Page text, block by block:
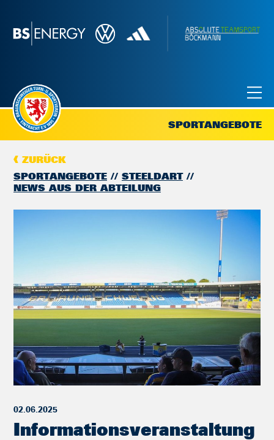
SPORTANGEBOTE
SPORTANGEBOTE
STEELDART
NEWS AUS DER ABTEILUNG
ZURÜCK
02.06.2025
Informationsveranstaltung